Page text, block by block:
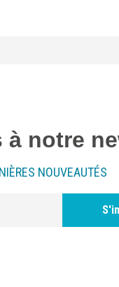
à notre
NOUVEAUTÉS